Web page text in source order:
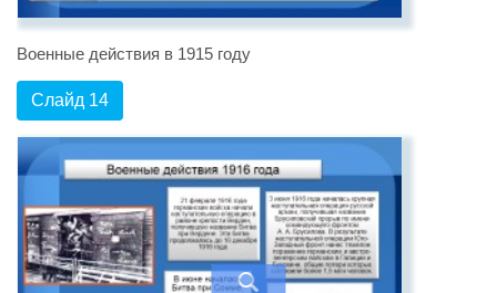
Военные действия в 1915 году
Слайд 14